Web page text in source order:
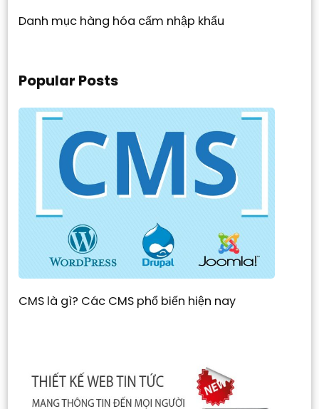
Danh mục hàng hóa cấm nhập khẩu
Popular Posts
CMS là gì? Các CMS phổ biến hiện nay